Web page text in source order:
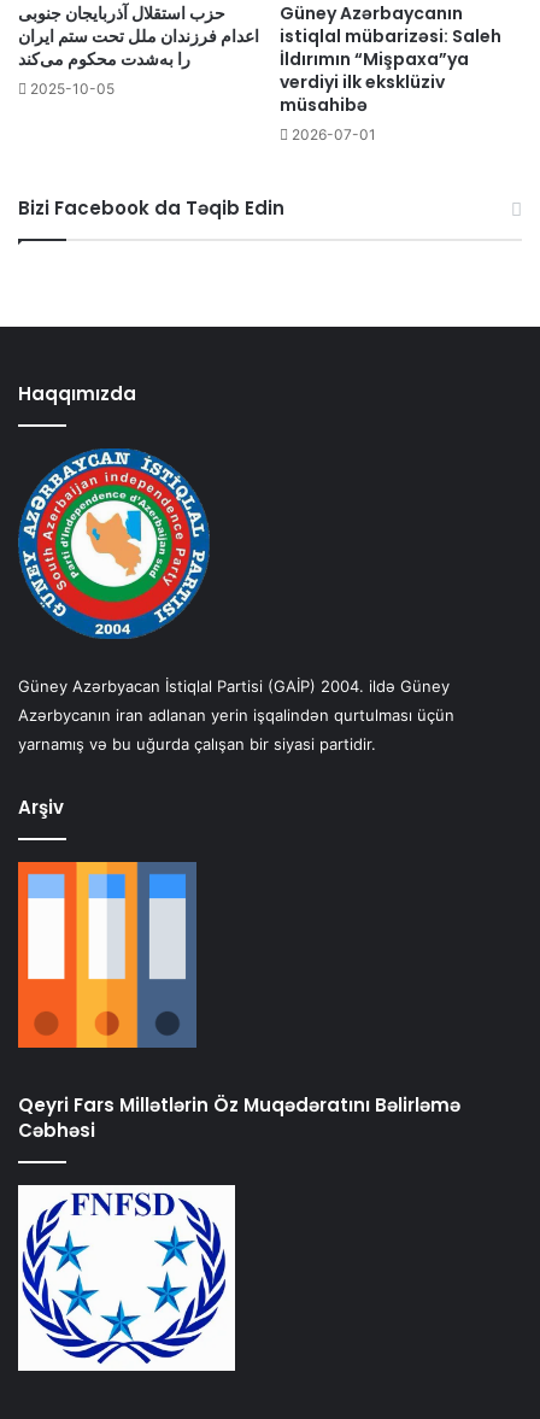
حزب استقلال آذربایجان جنوبی
اعدام فرزندان ملل تحت ستم ایران
را به‌شدت محکوم می‌کند
2025-10-05
Güney Azərbaycanın
istiqlal mübarizəsi: Saleh
İldırımın “Mişpaxa”ya
verdiyi ilk eksklüziv
müsahibə
2026-07-01
Bizi Facebook da Təqib Edin
Haqqımızda
Güney Azərbyacan İstiqlal Partisi (GAİP) 2004. ildə Güney
Azərbycanın iran adlanan yerin işqalindən qurtulması üçün
yarnamış və bu uğurda çalışan bir siyasi partidir.
Arşiv
Qeyri Fars Millətlərin Öz Muqədəratını Bəlirləmə
Cəbhəsi